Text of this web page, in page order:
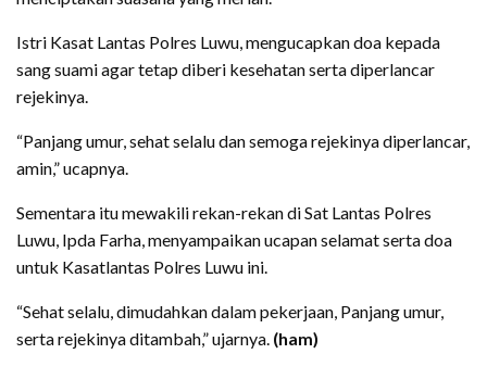
Istri Kasat Lantas Polres Luwu, mengucapkan doa kepada
sang suami agar tetap diberi kesehatan serta diperlancar
rejekinya.
“Panjang umur, sehat selalu dan semoga rejekinya diperlancar,
amin,” ucapnya.
Sementara itu mewakili rekan-rekan di Sat Lantas Polres
Luwu, Ipda Farha, menyampaikan ucapan selamat serta doa
untuk Kasatlantas Polres Luwu ini.
“Sehat selalu, dimudahkan dalam pekerjaan, Panjang umur,
serta rejekinya ditambah,” ujarnya. (ham)